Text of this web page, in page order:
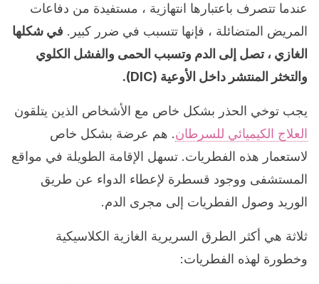
عندما تتصرف باعتبارها انتهازية ، مستفيدة من دفاعات
المريض المتضائلة ، فإنها تتسبب في ضرر كبير. في شكلها
الغازي ، تصل إلى الدم وتسبب الحمى والفشل الكلوي
والتخثر المنتشر داخل الأوعية (DIC).
يجب توخي الحذر بشكل خاص مع الأشخاص الذين يتلقون
العلاج الكيميائي للسرطان. هم عرضة بشكل خاص
لاستعمار هذه الفطريات. تسهل الإقامة الطويلة في مواقع
المستشفى ووجود قسطرة لإعطاء الدواء عن طريق
الوريد وصول الفطريات إلى مجرى الدم.
ثلاثة هي أكثر الطرق السريرية الغازية الكلاسيكية
وخطورة لهذه الفطريات: